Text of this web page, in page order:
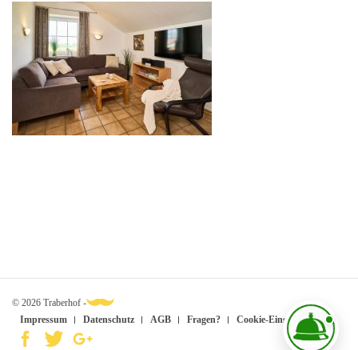
© 2026 Traberhof -
Impressum
Datenschutz AGB Fragen? Cookie-Einstellungen